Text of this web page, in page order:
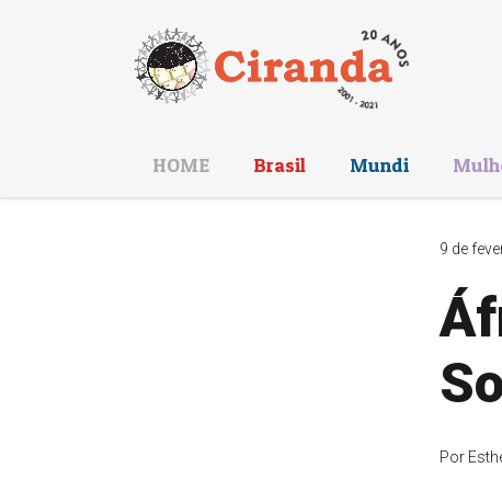
HOME Brasil Mundi
9 de
Por